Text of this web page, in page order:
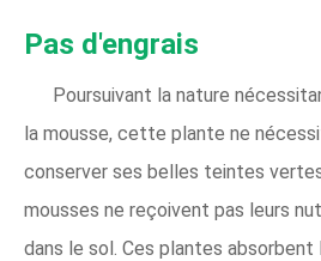
Pas d'engrais
Poursuivant la nature
la mousse, cette plante ne
conserver ses belles teintes
mousses ne reçoivent pas leurs
dans le sol. Ces plantes